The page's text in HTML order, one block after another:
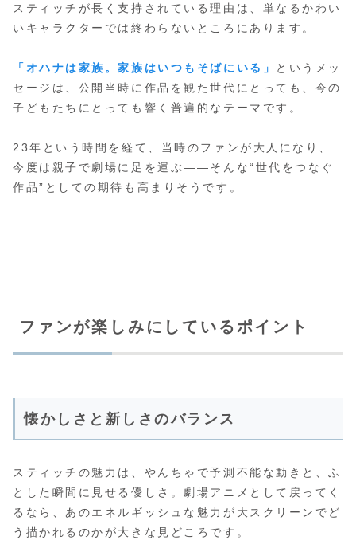
スティッチが長く支持されている理由は、単なるかわい
いキャラクターでは終わらないところにあります。
「オハナは家族。家族はいつもそばにいる」
というメッ
セージは、公開当時に作品を観た世代にとっても、今の
子どもたちにとっても響く普遍的なテーマです。
23年という時間を経て、当時のファンが大人になり、
今度は親子で劇場に足を運ぶ――そんな“世代をつなぐ
作品”としての期待も高まりそうです。
ファンが楽しみにしているポイント
懐かしさと新しさのバランス
スティッチの魅力は、やんちゃで予測不能な動きと、ふ
とした瞬間に見せる優しさ。劇場アニメとして戻ってく
るなら、あのエネルギッシュな魅力が大スクリーンでど
う描かれるのかが大きな見どころです。